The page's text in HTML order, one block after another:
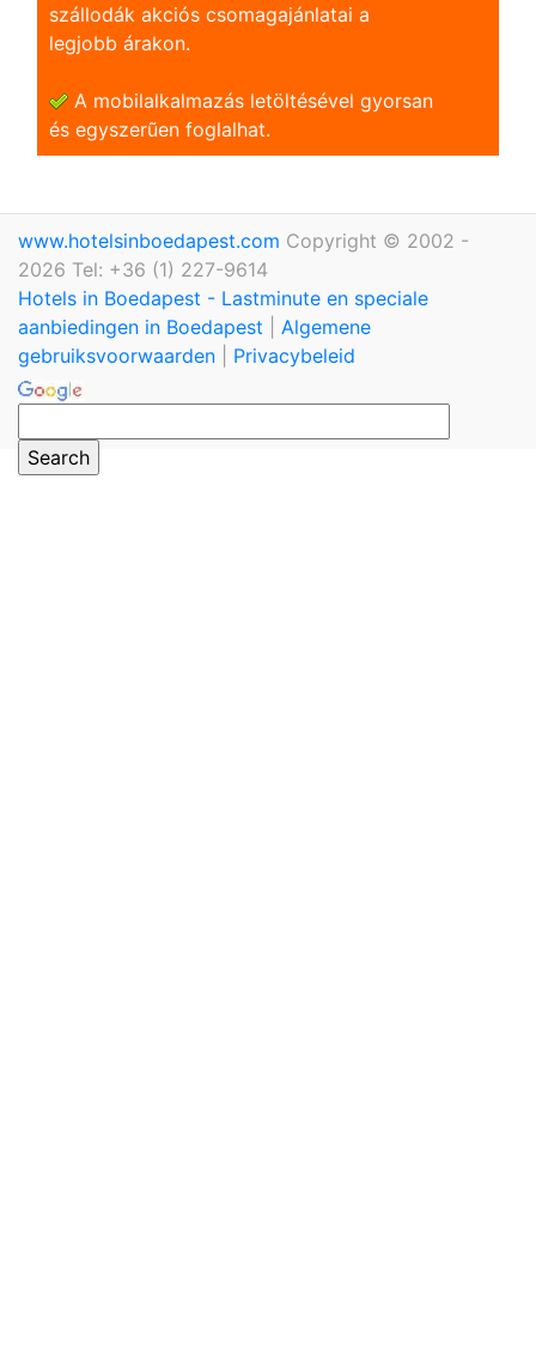
szállodák akciós csomagajánlatai a
legjobb árakon.
A mobilalkalmazás letöltésével gyorsan
és egyszerũen foglalhat.
www.hotelsinboedapest.com Copyright © 2002 -
2026 Tel: +36 (1) 227-9614
Hotels in Boedapest - Lastminute en speciale
aanbiedingen in Boedapest
Algemene
gebruiksvoorwaarden
Privacybeleid